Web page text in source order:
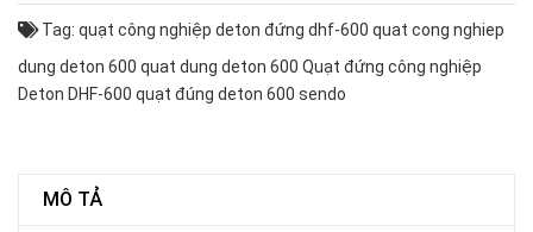
Tag: quạt công nghiệp deton đứng dhf-600 quat cong nghiep
dung deton 600 quat dung deton 600 Quạt đứng công nghiệp
Deton DHF-600 quạt đúng deton 600 sendo
MÔ TẢ